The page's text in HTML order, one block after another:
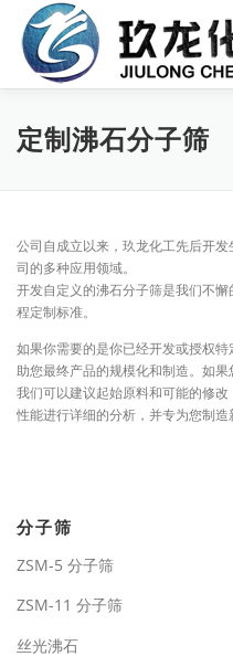
首页 关于我们 产品
定制沸石分子筛
公司自成立以来，玖龙化工先后开
司的多种应用领域。
开发自定义的沸石分子筛是我们不
程定制标准。
如果你需要的是你已经开发或授权
助您最终产品的规模化和制造。如
我们可以建议起始原料和可能的修
性能进行详细的分析，并专为您制造
分子筛
ZSM-5 分子筛
ZSM-11 分子筛
丝光沸石